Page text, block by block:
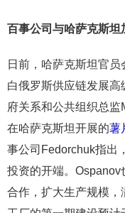
百事公司与哈萨克斯坦
日前，哈萨克斯坦官
白俄罗斯供应链发展
府关系和公共组织总
在哈萨克斯坦开展的薯
事公司Fedorchuk指出
投资的开端。
合作，扩大生产规模，